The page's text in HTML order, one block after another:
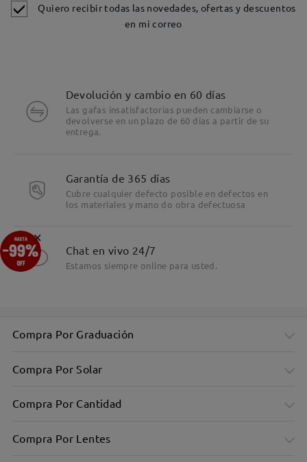
Quiero recibir todas las novedades, ofertas y descuentos
en mi correo
Devolución y cambio en 60 días
Las gafas insatisfactorias pueden cambiarse o
devolverse en un plazo de 60 días a partir de su
entrega.
Garantía de 365 días
Cubre cualquier defecto posible en defectos en
los materiales y mano do obra defectuosa
Chat en vivo 24/7
Estamos siempre online para usted.
Compra Por Graduación
Compra Por Solar
Compra Por Cantidad
Compra Por Lentes
×